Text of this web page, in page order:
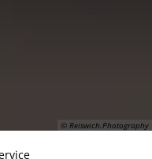
© Reiswich.Photography